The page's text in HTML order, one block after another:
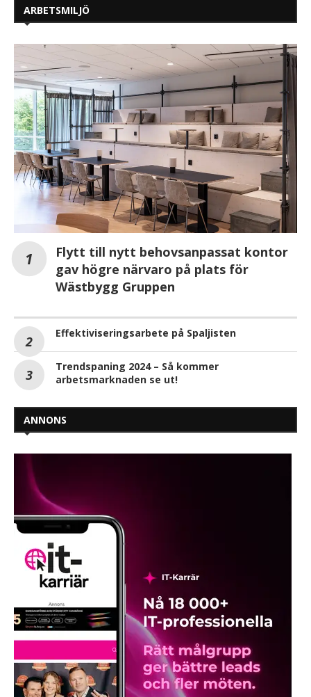
ARBETSMILJÖ
Flytt till nytt behovsanpassat kontor
gav högre närvaro på plats för
Wästbygg Gruppen
Effektiviseringsarbete på Spaljisten
Trendspaning 2024 – Så kommer
arbetsmarknaden se ut!
ANNONS